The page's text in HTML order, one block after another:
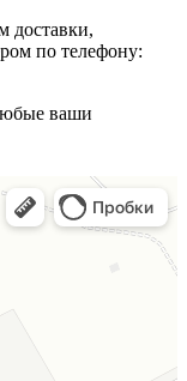
доставки,
по телефону:
ваши